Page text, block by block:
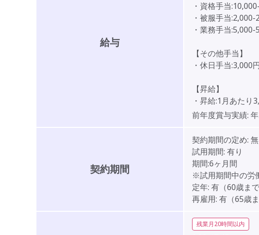
給与
・資格手当
・被服手当:2,000-
・業務手当:5,000-
【その他手当】
・休日手当:3,000
【昇給】
・昇給:1月あたり
前年度賞与実績:
契約期間
契約期間の定め:
試用期間: 有り
期間:6ヶ月間
※試用期間中の労
定年: 有（60歳まで
再雇用: 有（65歳ま
残業月20時間以内